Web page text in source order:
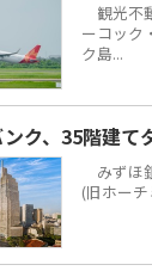
観光不
ーコック
ク島...
ク、35階建て
みずほ
(旧ホー